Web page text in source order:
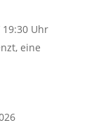
Uhr
eine